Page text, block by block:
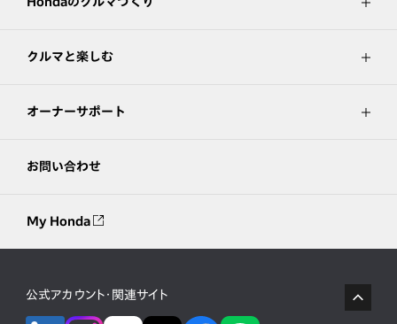
クルマと楽しむ
オーナーサポート
お問い合わせ
My Honda
公式アカウント・関連サイト